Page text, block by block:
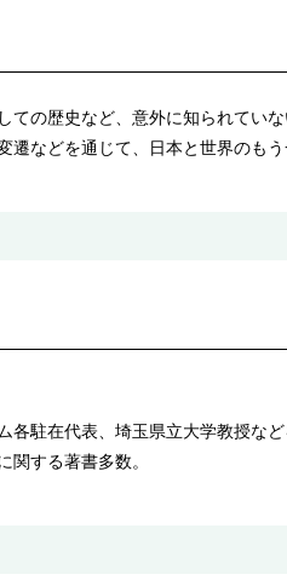
の歴史など、意外に知られてい
などを通じて、日本と世界のもう
駐在代表、埼玉県立大学教授な
する著書多数。